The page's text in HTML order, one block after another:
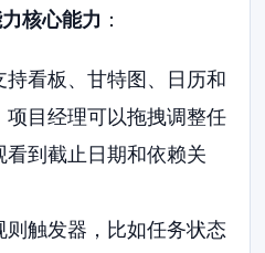
核心能力 ：
持看板、甘特图、日历和
项目经理可以拖拽调整任
到截止日期和依赖关
则触发器，比如任务状态